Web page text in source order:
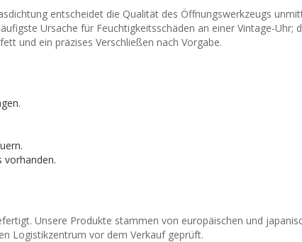
entscheidet die Qualität des Öffnungswerkzeugs
Ursache für Feuchtigkeitsschäden an einer Vintage-
und ein präzises Verschließen nach Vorgabe.
vorhanden.
Unsere Produkte stammen von europäischen und
Logistikzentrum vor dem Verkauf geprüft.